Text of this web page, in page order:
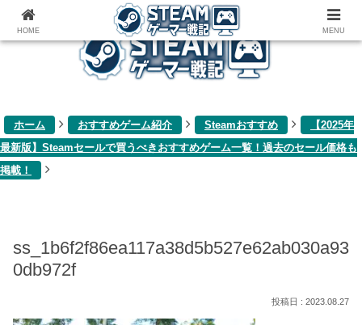
ゲーム関連雑記ブログ
ホーム おすすめゲーム紹介 Steamおすすめ
【2025年
最新版】Steamセールで買うべきおすすめゲーム一覧！過去のセール価格も
掲載！
ss_1b6f2f86ea117a38d5b527e62ab030a93
0db972f
2023.08.27
HOME MENU